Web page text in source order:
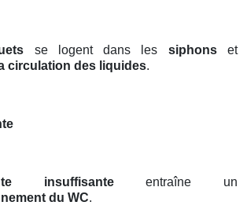
se logent dans les siphonset
circulation des liquides.
insuffisanteentraîne un
du WC.